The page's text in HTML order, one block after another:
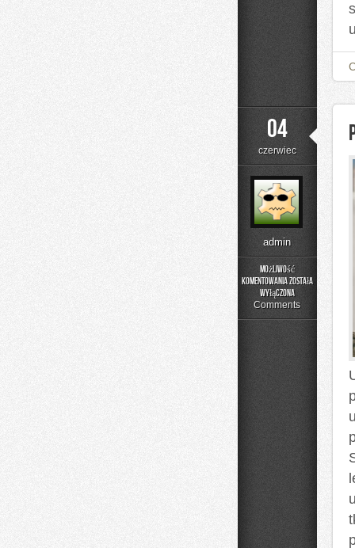
04
czerwiec
admin
Możliwość
komentowania
Poradnik
Prania
została
wyłączona
Comments